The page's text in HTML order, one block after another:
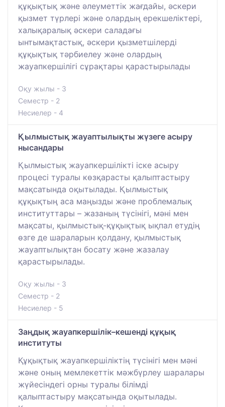
құқықтық және әлеуметтік жағдайы, әскери
қызмет түрлері және олардың ерекшеліктері,
халықаралық әскери саладағы
ынтымақтастық, әскери қызметшілерді
құқықтық тәрбиелеу және олардың
жауапкершілігі сұрақтары қарастырылады
Оқу жылы - 3
Семестр - 2
Несиелер - 4
Қылмыстық жауаптылықты жүзеге асыру
нысандары
Қылмыстық жауапкершілікті іске асыру
процесі туралы көзқарасты қалыптастыру
мақсатында оқытылады. Қылмыстық
құқықтың аса маңызды және проблемалық
институттары – жазаның түсінігі, мәні мен
мақсаты, қылмыстық-құқықтық ықпал етудің
өзге де шараларын қолдану, қылмыстық
жауаптылықтан босату және жазалау
қарастырылады.
Оқу жылы - 3
Семестр - 2
Несиелер - 5
Заңдық жауапкершілік–кешенді құқық
институты
Құқықтық жауапкершіліктің түсінігі мен мәні
және оның мемлекеттік мәжбүрлеу шаралары
жүйесіндегі орны туралы білімді
қалыптастыру мақсатында оқытылады.